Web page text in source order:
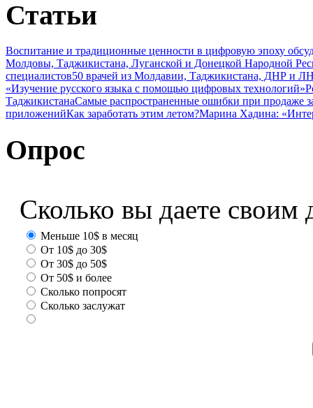
Статьи
Воспитание и традиционные ценности в цифровую эпоху
Молдовы, Таджикистана, Луганской и Донецкой Народной
специалистов50 врачей из Молдавии, Таджикистана, ДНР и
«Изучение русского языка с помощью цифровых технологий»
ТаджикистанаСамые распространенные ошибки при продаже
приложенийКак заработать этим летом?Марина Хадина:
Опрос
Сколько вы даете своим
Меньше 10$ в месяц
От 10$ до 30$
От 30$ до 50$
От 50$ и более
Сколько попросят
Сколько заслужат